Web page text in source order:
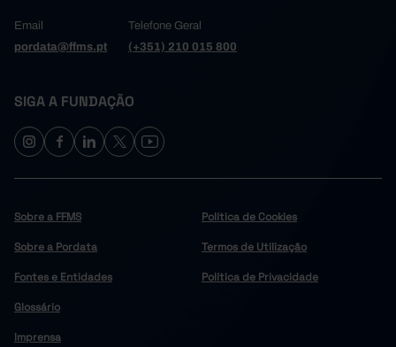
Email
pordata@ffms.pt
Telefone Geral
(+351) 210 015 800
SIGA A FUNDAÇÃO
Sobre a FFMS
Sobre a Pordata
Fontes e Entidades
Glossário
Imprensa
Política de Cookies
Termos de Utilização
Política de Privacidade